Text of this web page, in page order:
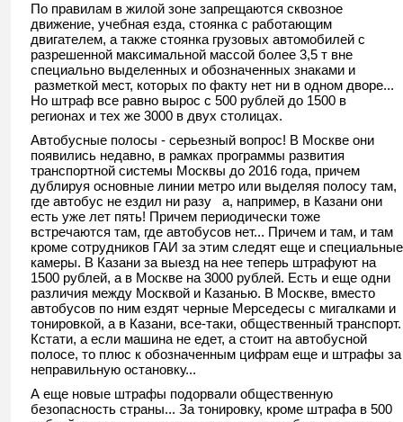
По правилам в жилой зоне запрещаются сквозное
движение, учебная езда, стоянка с работающим
двигателем, а также стоянка грузовых автомобилей с
разрешенной максимальной массой более 3,5 т вне
специально выделенных и обозначенных знаками и
разметкой мест, которых по факту нет ни в одном дворе...
Но штраф все равно вырос с 500 рублей до 1500 в
регионах и тех же 3000 в двух столицах.
Автобусные полосы - серьезный вопрос! В Москве они
появились недавно, в рамках программы развития
транспортной системы Москвы до 2016 года, причем
дублируя основные линии метро или выделяя полосу там,
где автобус не ездил ни разу а, например, в Казани они
есть уже лет пять! Причем периодически тоже
встречаются там, где автобусов нет... Причем и там, и там
кроме сотрудников ГАИ за этим следят еще и специальные
камеры. В Казани за выезд на нее теперь штрафуют на
1500 рублей, а в Москве на 3000 рублей. Есть и еще одни
различия между Москвой и Казанью. В Москве, вместо
автобусов по ним ездят черные Мерседесы с мигалками и
тонировкой, а в Казани, все-таки, общественный транспорт.
Кстати, а если машина не едет, а стоит на автобусной
полосе, то плюс к обозначенным цифрам еще и штрафы за
неправильную остановку...
А еще новые штрафы подорвали общественную
безопасность страны... За тонировку, кроме штрафа в 500